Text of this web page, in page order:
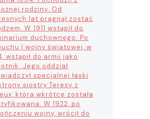
rodziny. Od
lat pragnął zostać
W 1911 wstąpił do
duchownego. Po
I wojny światowej, w
wstąpił do armii jako
Jego oddział
specjalnej łaski
siostry Teresy z
która wkrótce została
W 1922, po
wojny, wrócił do